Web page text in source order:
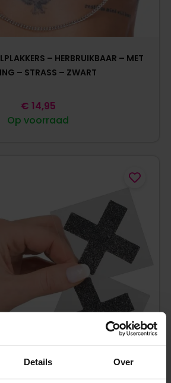
Details Over
– HERBRUIKBAAR – MET
– STRASS – ZWART
Op voorraad
€ 14,95